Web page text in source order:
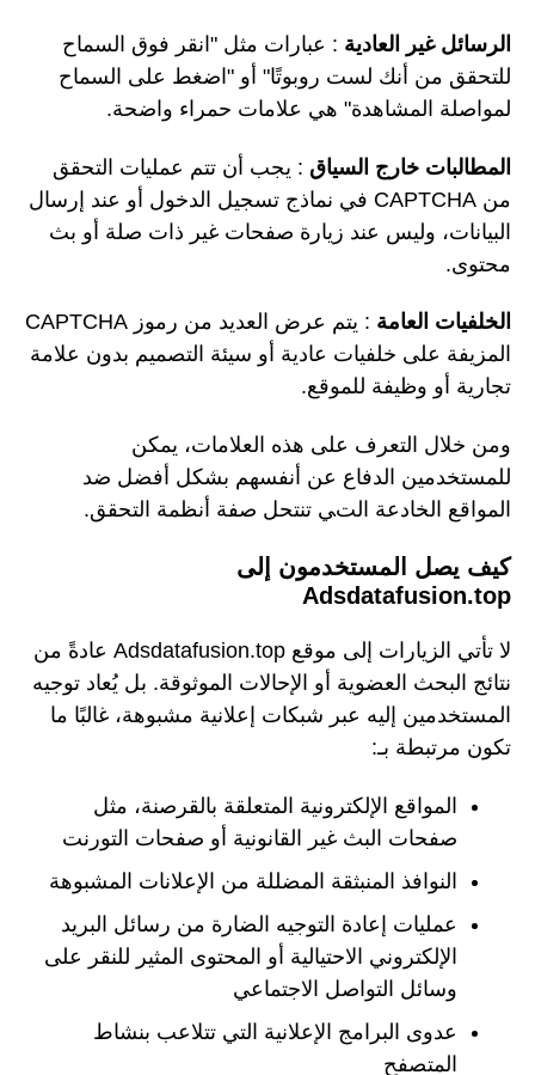
الرسائل غير العادية : عبارات مثل "انقر فوق السماح
للتحقق من أنك لست روبوتًا" أو "اضغط على السماح
لمواصلة المشاهدة" هي علامات حمراء واضحة.
المطالبات خارج السياق : يجب أن تتم عمليات التحقق
من CAPTCHA في نماذج تسجيل الدخول أو عند إرسال
البيانات، وليس عند زيارة صفحات غير ذات صلة أو بث
محتوى.
الخلفيات العامة
: يتم عرض العديد من رموز CAPTCHA
المزيفة على خلفيات عادية أو سيئة التصميم بدون علامة
تجارية أو وظيفة للموقع.
ومن خلال التعرف على هذه العلامات، يمكن
للمستخدمين الدفاع عن أنفسهم بشكل أفضل ضد
المواقع الخادعة التي تنتحل صفة أنظمة التحقق.
كيف يصل المستخدمون إلى
Adsdatafusion.top
لا تأتي الزيارات إلى موقع Adsdatafusion.top عادةً من
نتائج البحث العضوية أو الإحالات الموثوقة. بل يُعاد توجيه
المستخدمين إليه عبر شبكات إعلانية مشبوهة، غالبًا ما
تكون مرتبطة بـ:
المواقع الإلكترونية المتعلقة بالقرصنة، مثل
صفحات البث غير القانونية أو صفحات التورنت
النوافذ المنبثقة المضللة من الإعلانات المشبوهة
عمليات إعادة التوجيه الضارة من رسائل البريد
الإلكتروني الاحتيالية أو المحتوى المثير للنقر على
وسائل التواصل الاجتماعي
عدوى البرامج الإعلانية التي تتلاعب بنشاط
المتصفح